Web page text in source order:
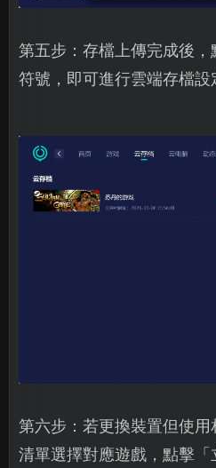
第五步：存檔上傳完成後
符號，即可進行雲端存檔設
第六步：若更換裝置但使
清單選擇對應遊戲，點擊